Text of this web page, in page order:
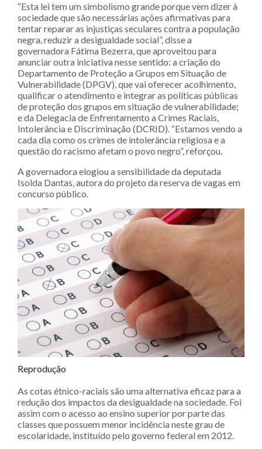
“Esta lei tem um simbolismo grande porque vem dizer à
sociedade que são necessárias ações afirmativas para
tentar reparar as injustiças seculares contra a população
negra, reduzir a desigualdade social”, disse a
governadora Fátima Bezerra, que aproveitou para
anunciar outra iniciativa nesse sentido: a criação do
Departamento de Proteção a Grupos em Situação de
Vulnerabilidade (DPGV), que vai oferecer acolhimento,
qualificar o atendimento e integrar as políticas públicas
de proteção dos grupos em situação de vulnerabilidade;
e da Delegacia de Enfrentamento a Crimes Raciais,
Intolerância e Discriminação (DCRID). “Estamos vendo a
cada dia como os crimes de intolerância religiosa e a
questão do racismo afetam o povo negro”, reforçou.
A governadora elogiou a sensibilidade da deputada
Isolda Dantas, autora do projeto da reserva de vagas em
concurso público.
Reprodução
As cotas étnico-raciais são uma alternativa eficaz para a
redução dos impactos da desigualdade na sociedade. Foi
assim com o acesso ao ensino superior por parte das
classes que possuem menor incidência neste grau de
escolaridade, instituído pelo governo federal em 2012.